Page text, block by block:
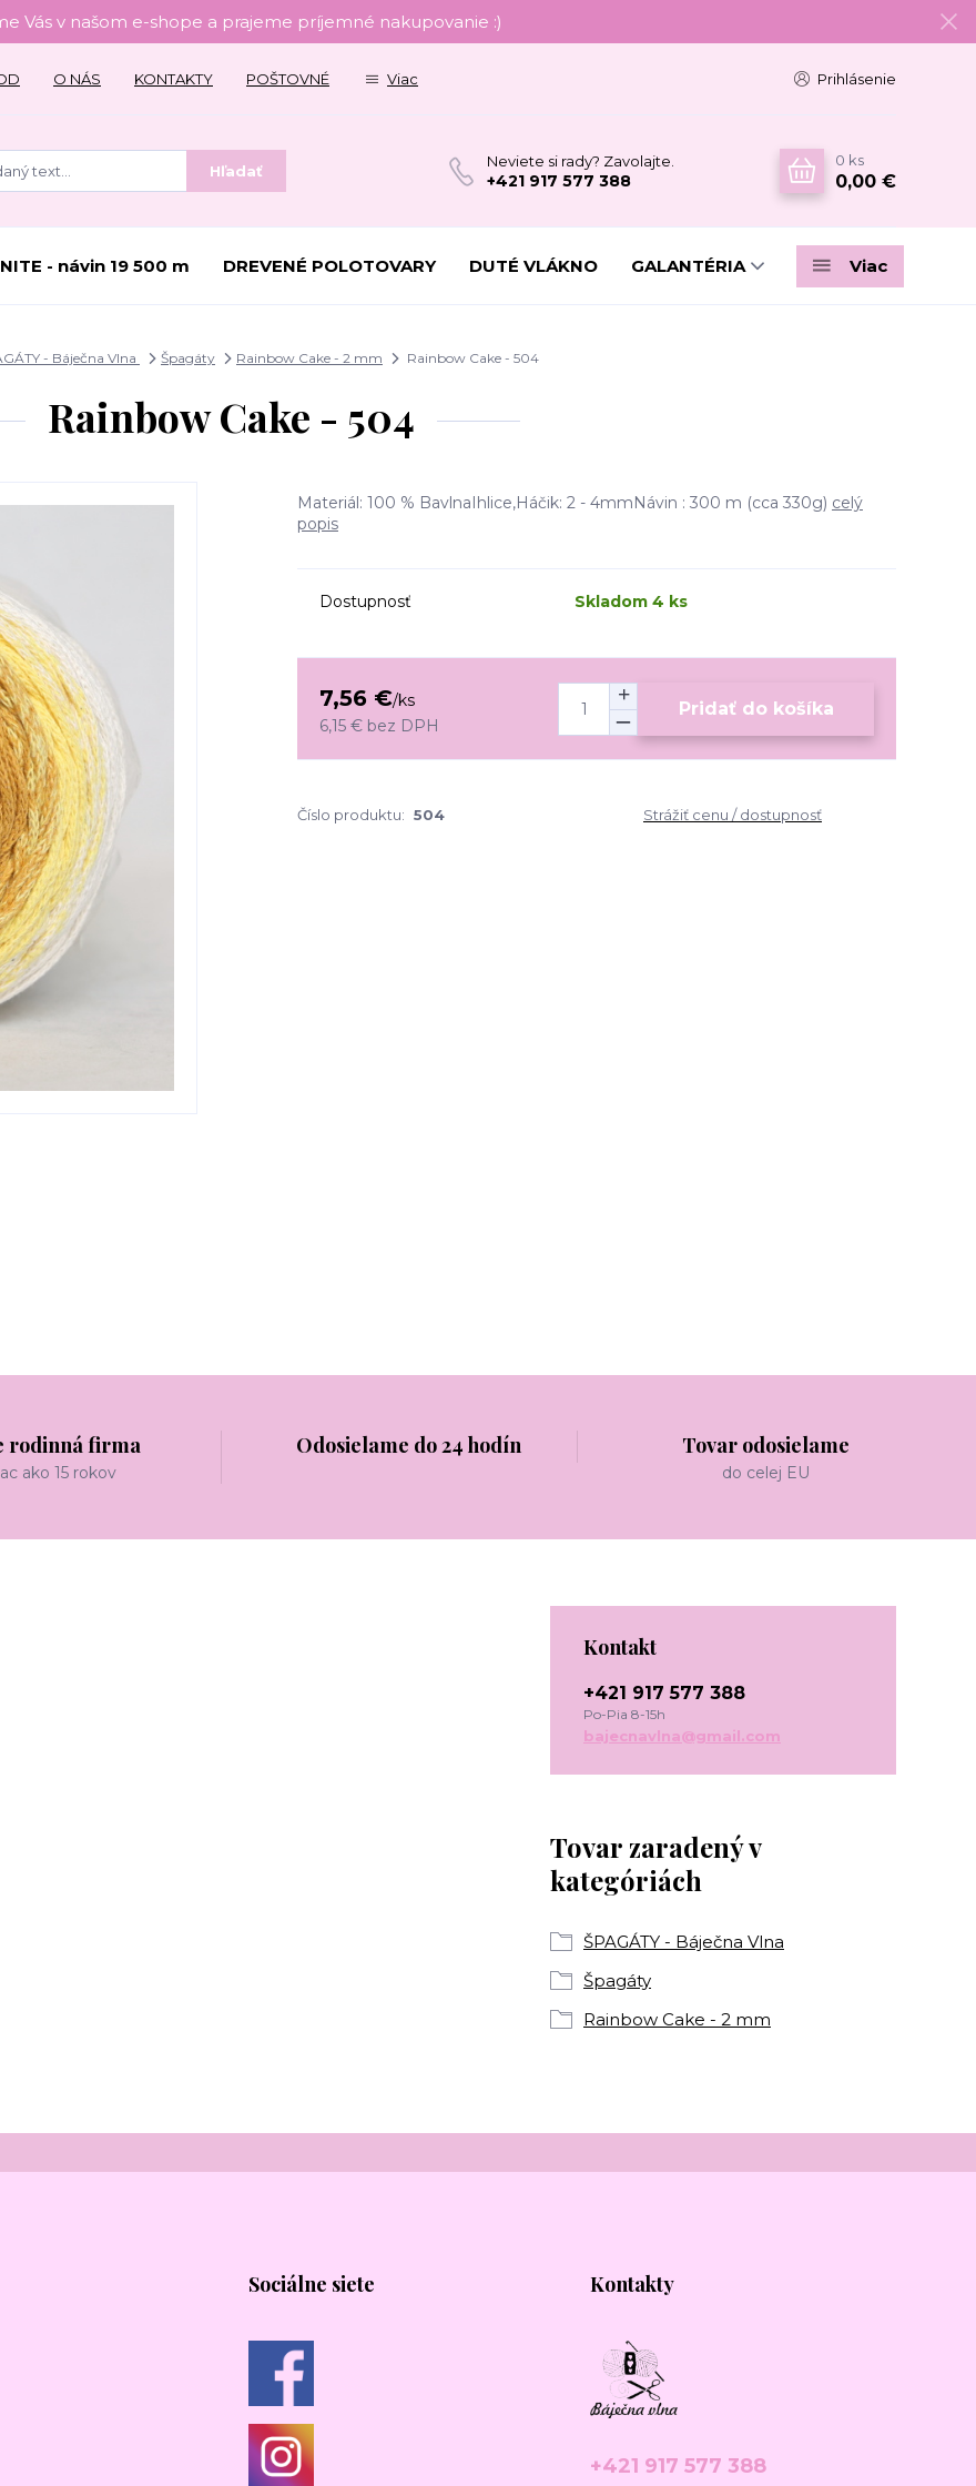
Vás v našom e-shope a prajeme príjemné nakupovanie :)
O NÁS KONTAKTY POŠTOVNÉ Viac Prihlásenie
Hľadať
Neviete si rady? Zavolajte.
+421 917 577 388
0 ks
0,00 €
NITE - návin 19 500 m DREVENÉ POLOTOVARY DUTÉ VLÁKNO GALANTÉRIA Viac
- Báječna Vlna Špagáty Rainbow Cake - 2 mm Rainbow Cake - 504
Rainbow Cake - 504
Materiál: 100 % BavlnaIhlice,Háčik: 2 - 4mmNávin : 300 m (cca 330g) celý
popis
Dostupnosť Skladom 4 ks
7,56 €/ks
6,15 € bez DPH
Pridať do košíka
Číslo produktu: 504 Strážiť cenu / dostupnosť
rodinná firma
ako 15 rokov
Odosielame do 24 hodín Tovar odosielame
do celej EU
Tovar zaradený v
kategóriách
ŠPAGÁTY - Báječna Vlna
Špagáty
Rainbow Cake - 2 mm
Kontakt
+421 917 577 388
Po-Pia 8-15h
bajecnavlna@gmail.com
Sociálne siete Kontakty
+421 917 577 388